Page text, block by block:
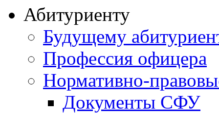
Абитуриенту
Будущему
Профессия офицера
Нормативно-
Документы СФУ